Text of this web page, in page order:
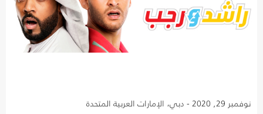
نوفمبر 29, 2020 - دبي، الإمارات العربية المتحدة